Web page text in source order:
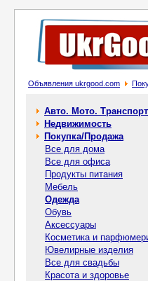
Объявления ukrgood.com
Авто. Мото. Транспорт
Недвижимость
Покупка/Продажа
Все для дома
Все для офиса
Продукты питания
Мебель
Одежда
Обувь
Аксессуары
Косметика и
Ювелирные изделия
Все для свадьбы
Красота и здоровье